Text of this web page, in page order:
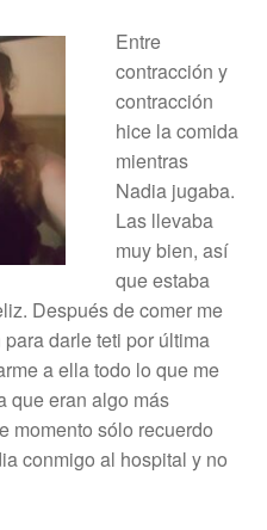
Entre
contracción y
contracción
hice la comida
mientras
Nadia jugaba.
Las llevaba
muy bien, así
que estaba
Después de comer me
darle teti por última
a ella todo lo que me
que eran algo más
momento sólo recuerdo
conmigo al hospital y no